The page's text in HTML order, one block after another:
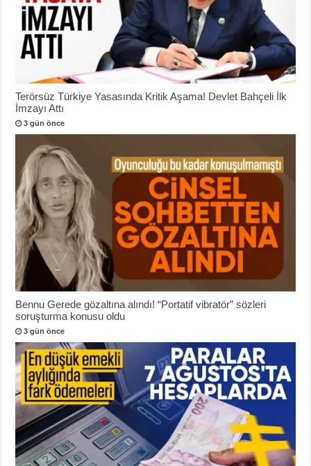
Terörsüz Türkiye Yasasında Kritik Aşama! Devlet Bahçeli İlk
İmzayı Attı
3 gün önce
Bennu Gerede gözaltına alındı! “Portatif vibratör” sözleri
soruşturma konusu oldu
3 gün önce